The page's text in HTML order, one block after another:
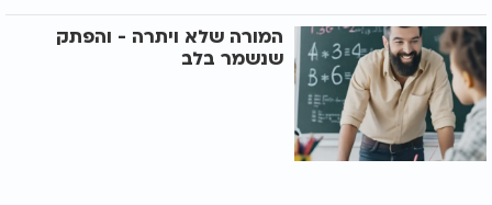
המורה שלא ויתרה - והפתק
שנשמר בלב